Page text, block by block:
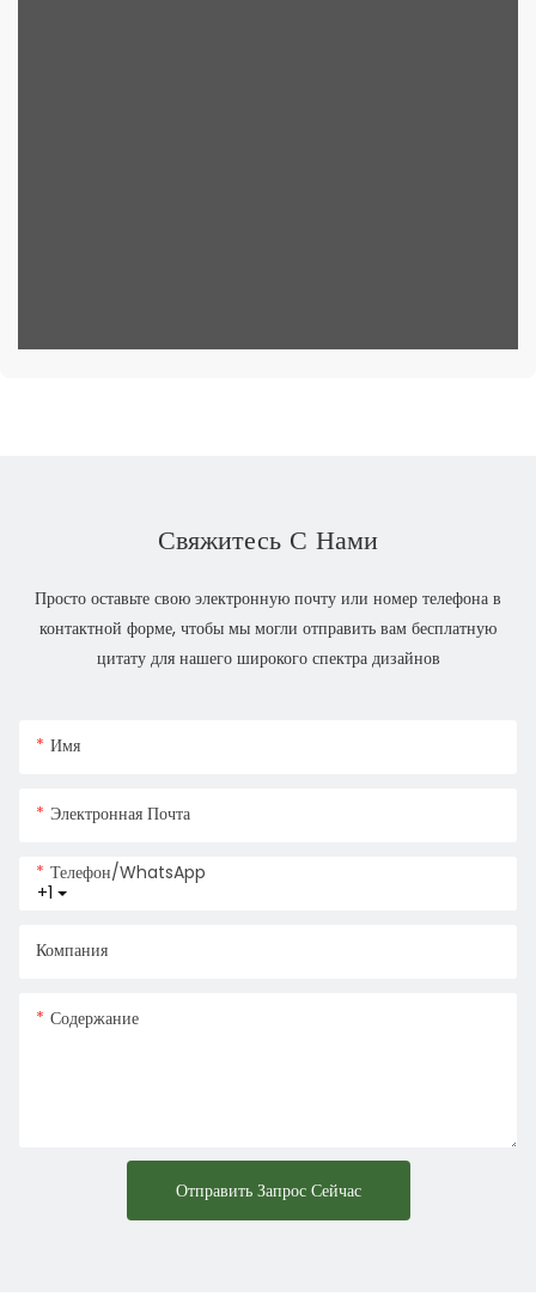
Свяжитесь С Нами
Просто оставьте свою электронную почту или номер телефона в
контактной форме, чтобы мы могли отправить вам бесплатную
цитату для нашего широкого спектра дизайнов
Имя
Электронная Почта
+1
Телефон/WhatsApp
Компания
Содержание
Отправить Запрос Сейчас